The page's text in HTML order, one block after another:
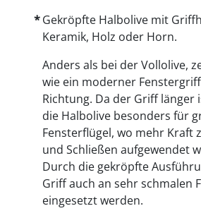
Gekröpfte Halbolive mit
Keramik, Holz oder Horn.
Anders als bei der Vollolive,
wie ein moderner
Richtung. Da der Griff länger
die Halbolive besonders für
Fensterflügel, wo mehr Kraft
und Schließen aufgewendet
Durch die gekröpfte
Griff auch an sehr schmalen
eingesetzt werden.